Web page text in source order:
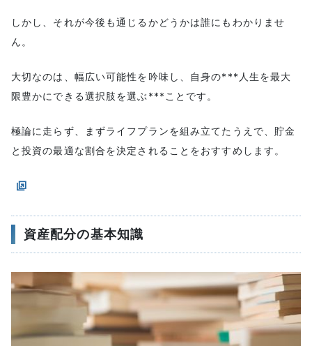
しかし、それが今後も通じるかどうかは誰にもわかりませ
ん。
大切なのは、幅広い可能性を吟味し、自身の***人生を最大
限豊かにできる選択肢を選ぶ***ことです。
極論に走らず、まずライフプランを組み立てたうえで、貯金
と投資の最適な割合を決定されることをおすすめします。
資産配分の基本知識